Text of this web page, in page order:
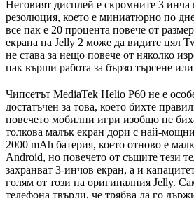
Неговият дисплей е скромните 3 инча
резолюция, което е миниатюрно по
все пак е 20 процента повече от
екрана на Jelly 2 може да видите цял
не става за нещо повече от няколко
пак върши работа за бързо търсене или
Чипсетът MediaTek Helio Р60 не е
достатъчен за това, което бихте
повечето мобилни игри изобщо не
толкова малък екран дори с най-
2000 mAh батерия, което отново е
Android, но повечето от същите тези
захранват 3-инчов екран, а и
голям от този на оригиналния Jelly.
телефона твърди, че трябва да го